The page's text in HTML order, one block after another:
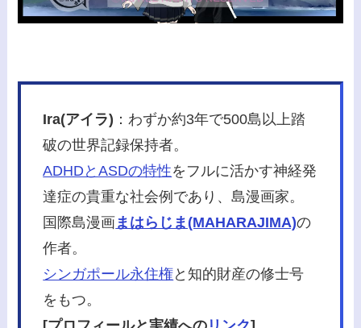
Ira(アイラ) ：わずか約3年で500島以上踏
破の世界記録保持者。
ADHDとASDの特性をフルに活かす神経発
達症の貴重な社会例であり、島漫画家。
国際島漫画まはらじま(MAHARAJIMA)の
作者。
シンガポール永住権と知的財産の修士号
をもつ。